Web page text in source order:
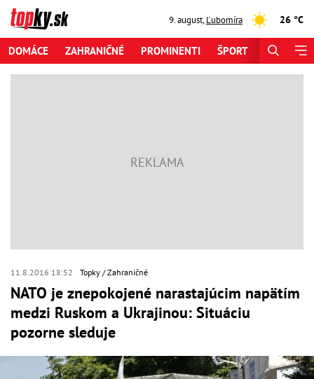
9. august,Ľubomíra 26 °C
DOMÁCE ZAHRANIČNÉ PROMINENTI ŠPORT
11.8.2016 18:52 Topky Zahraničné
NATO je znepokojené narastajúcim napätím
medzi Ruskom a Ukrajinou: Situáciu
pozorne sleduje